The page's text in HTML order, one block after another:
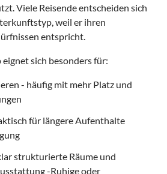
Viele Reisende entscheiden sich
weil er ihren
entspricht.
sich besonders für:
- häufig mit mehr Platz und
für längere Aufenthalte
strukturierte Räume und
-Ruhige oder